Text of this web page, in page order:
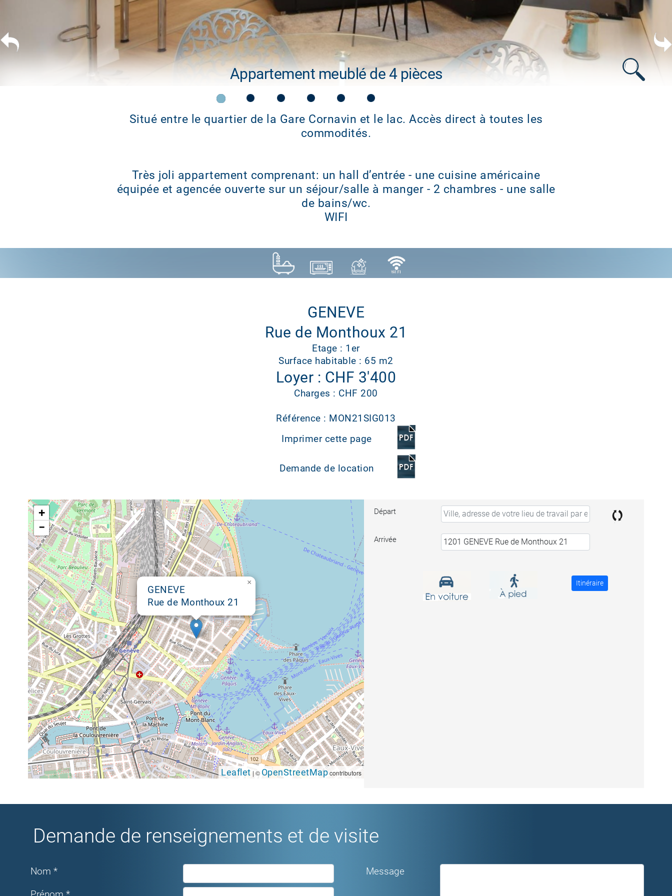
Appartement meublé de 4 pièces
Situé entre le quartier de la Gare Cornavin et le lac. Accès direct à toutes les
commodités.
Très joli appartement comprenant: un hall d’entrée - une cuisine américaine
équipée et agencée ouverte sur un séjour/salle à manger - 2 chambres - une salle
de bains/wc.
WIFI
GENEVE
Rue de Monthoux 21
Etage : 1er
Surface habitable : 65 m2
Loyer : CHF 3'400
Charges : CHF 200
Référence : MON21SIG013
Imprimer cette page
Demande de location
Google map
GENEVE
Rue de Monthoux 21
×
+
−
Leaflet | © OpenStreetMapcontributors
Départ
Arrivée
Demande de renseignements et de visite
Nom * Message